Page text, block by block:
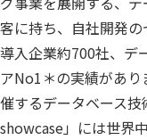
客に持ち、自社開発の
導入企業約700社、デ
アNo1＊の実績があり
催するデータベース
showcase」には世界